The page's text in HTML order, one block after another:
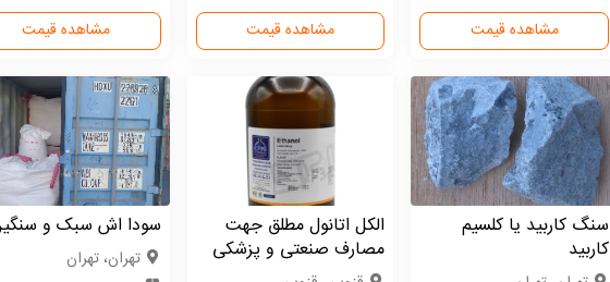
مشاهده قیمت مشاهده قیمت مشاهده قیمت
سنگ کاربید یا کلسیم
کاربید
الکل اتانول مطلق جهت
مصارف صنعتی و پزشکی
سودا اش سبک و
تهران، تهران